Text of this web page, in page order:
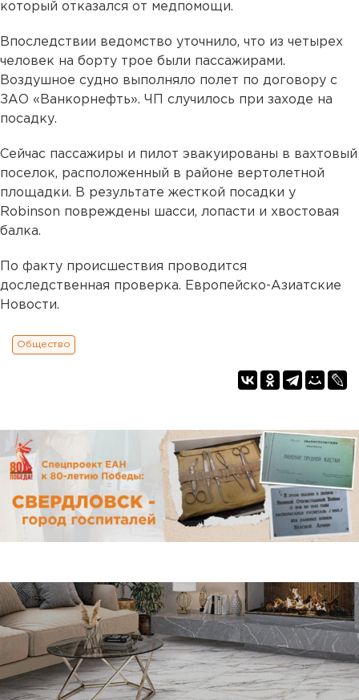
который отказался от медпомощи.
Впоследствии ведомство уточнило, что из четырех
человек на борту трое были пассажирами.
Воздушное судно выполняло полет по договору с
ЗАО «Ванкорнефть». ЧП случилось при заходе на
посадку.
Сейчас пассажиры и пилот эвакуированы в вахтовый
поселок, расположенный в районе вертолетной
площадки. В результате жесткой посадки у
Robinson повреждены шасси, лопасти и хвостовая
балка.
По факту происшествия проводится
доследственная проверка. Европейско-Азиатские
Новости.
Общество